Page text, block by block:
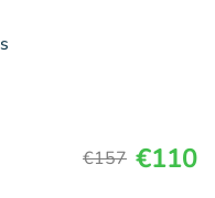
€157 €110